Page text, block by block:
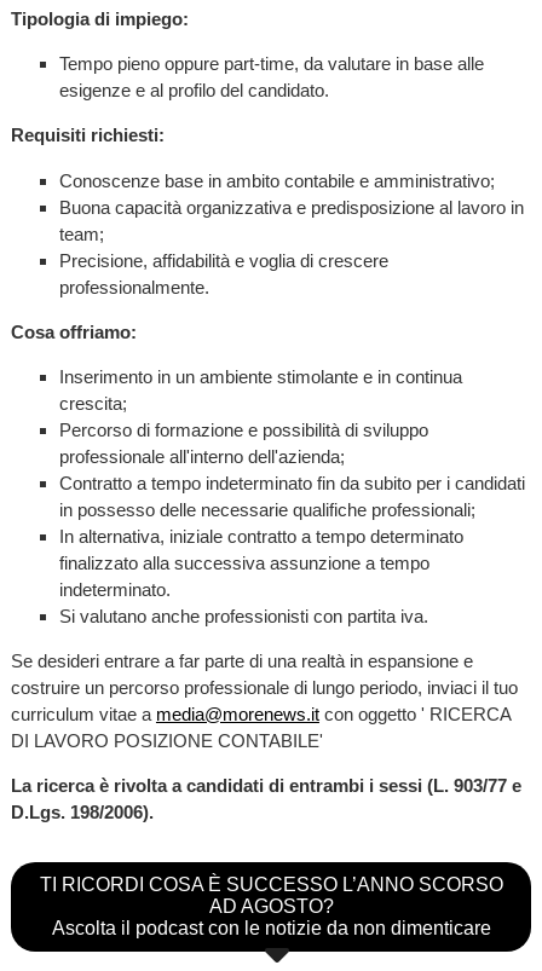
Tipologia di impiego:
Tempo pieno oppure part-time, da valutare in base alle
esigenze e al profilo del candidato.
Requisiti richiesti:
Conoscenze base in ambito contabile e amministrativo;
Buona capacità organizzativa e predisposizione al lavoro in
team;
Precisione, affidabilità e voglia di crescere
professionalmente.
Cosa offriamo:
Inserimento in un ambiente stimolante e in continua
crescita;
Percorso di formazione e possibilità di sviluppo
professionale all'interno dell'azienda;
Contratto a tempo indeterminato fin da subito per i candidati
in possesso delle necessarie qualifiche professionali;
In alternativa, iniziale contratto a tempo determinato
finalizzato alla successiva assunzione a tempo
indeterminato.
Si valutano anche professionisti con partita iva.
Se desideri entrare a far parte di una realtà in espansione e
costruire un percorso professionale di lungo periodo, inviaci il tuo
curriculum vitae a media@morenews.itcon oggetto ' RICERCA
DI LAVORO POSIZIONE CONTABILE'
La ricerca è rivolta a candidati di entrambi i sessi (L. 903/77 e
D.Lgs. 198/2006).
TI RICORDI COSA È SUCCESSO L’ANNO SCORSO
AD AGOSTO?
Ascolta il podcast con le notizie da non dimenticare